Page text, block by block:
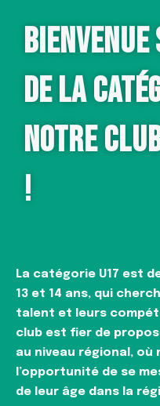
BIENVENUE
DE LA
NOTRE
!
La catégorie U17 est
13 et 14 ans, qui
talent et leurs
club est fier de
au niveau régional,
l’opportunité de se
de leur âge dans la